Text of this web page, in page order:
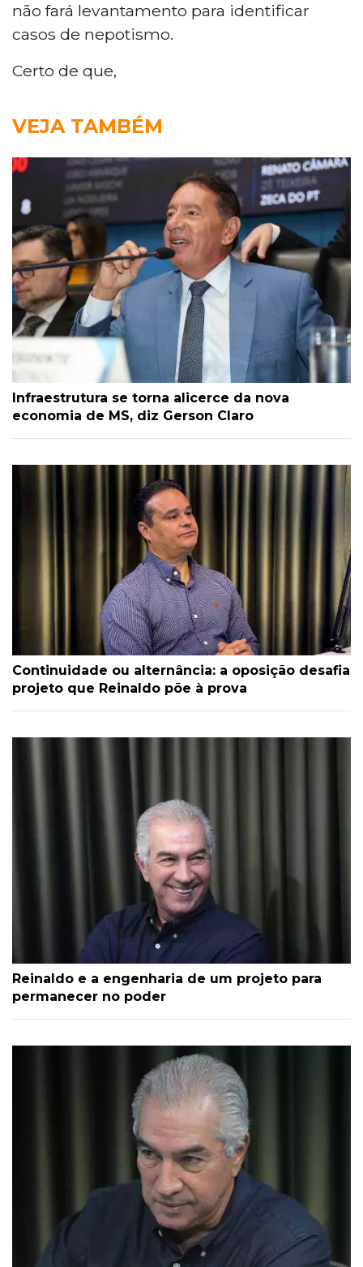
não fará levantamento para identificar
casos de nepotismo.
Certo de que,
VEJA TAMBÉM
Infraestrutura se torna alicerce da nova
economia de MS, diz Gerson Claro
Continuidade ou alternância: a oposição desafia
projeto que Reinaldo põe à prova
Reinaldo e a engenharia de um projeto para
permanecer no poder